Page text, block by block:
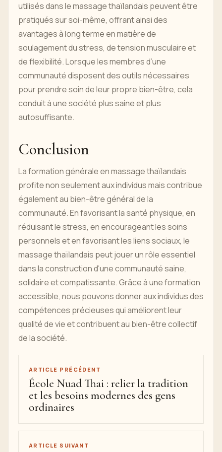
utilisés dans le massage thaïlandais peuvent être
pratiqués sur soi-même, offrant ainsi des
avantages à long terme en matière de
soulagement du stress, de tension musculaire et
de flexibilité. Lorsque les membres d’une
communauté disposent des outils nécessaires
pour prendre soin de leur propre bien-être, cela
conduit à une société plus saine et plus
autosuffisante.
Conclusion
La formation générale en massage thaïlandais
profite non seulement aux individus mais contribue
également au bien-être général de la
communauté. En favorisant la santé physique, en
réduisant le stress, en encourageant les soins
personnels et en favorisant les liens sociaux, le
massage thaïlandais peut jouer un rôle essentiel
dans la construction d'une communauté saine,
solidaire et compatissante. Grâce à une formation
accessible, nous pouvons donner aux individus des
compétences précieuses qui améliorent leur
qualité de vie et contribuent au bien-être collectif
de la société.
ARTICLE PRÉCÉDENT
École Nuad Thai : relier la tradition
et les besoins modernes des gens
ordinaires
ARTICLE SUIVANT